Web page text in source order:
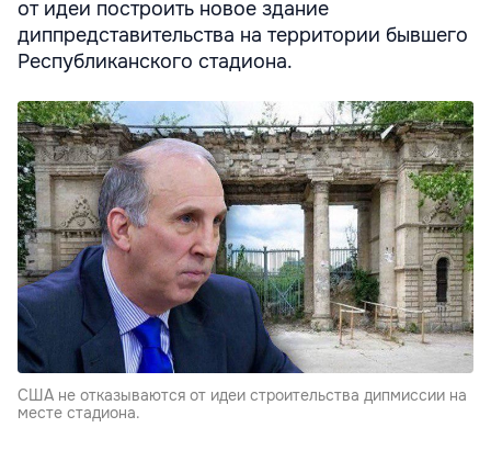
от идеи построить новое здание
диппредставительства на территории бывшего
Республиканского стадиона.
США не отказываются от идеи строительства дипмиссии на
месте стадиона.